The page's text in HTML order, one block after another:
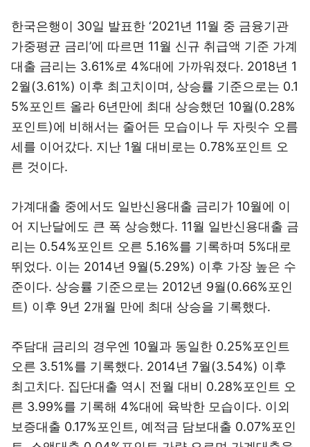
한국은행이 30일 발표한 ‘2021년 11월 중 금융기관
가중평균 금리’에 따르면 11월 신규 취급액 기준 가계
대출 금리는 3.61%로 4%대에 가까워졌다. 2018년 1
2월(3.61%) 이후 최고치이며, 상승률 기준으로는 0.1
5%포인트 올라 6년만에 최대 상승했던 10월(0.28%
포인트)에 비해서는 줄어든 모습이나 두 자릿수 오름
세를 이어갔다. 지난 1월 대비로는 0.78%포인트 오
른 것이다.
가계대출 중에서도 일반신용대출 금리가 10월에 이
어 지난달에도 큰 폭 상승했다. 11월 일반신용대출 금
리는 0.54%포인트 오른 5.16%를 기록하며 5%대로
뛰었다. 이는 2014년 9월(5.29%) 이후 가장 높은 수
준이다. 상승률 기준으로는 2012년 9월(0.66%포인
트) 이후 9년 2개월 만에 최대 상승을 기록했다.
주담대 금리의 경우엔 10월과 동일한 0.25%포인트
오른 3.51%를 기록했다. 2014년 7월(3.54%) 이후
최고치다. 집단대출 역시 전월 대비 0.28%포인트 오
른 3.99%를 기록해 4%대에 육박한 모습이다. 이외
보증대출 0.17%포인트, 예적금 담보대출 0.07%포인